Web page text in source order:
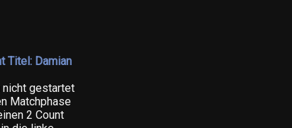
Titel: Damian
nicht gestartet
Matchphase
2 Count